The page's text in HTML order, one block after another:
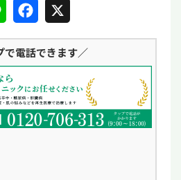
F
c
e
b
o
X
で電話できます／